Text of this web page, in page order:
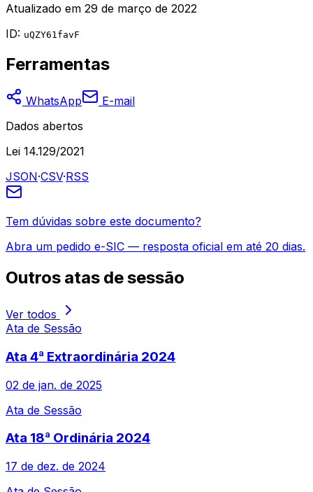
Atualizado em 29 de março de 2022
ID: uQZY61favF
Ferramentas
WhatsApp
E-mail
Dados abertos
Lei 14.129/2021
JSON·CSV·RSS
Tem dúvidas sobre este documento?
Abra um pedido e-SIC — resposta oficial em até 20 dias.
Outros atas de sessão
Ver todos
Ata de Sessão
Ata 4ª Extraordinária 2024
02 de jan. de 2025
Ata de Sessão
Ata 18ª Ordinária 2024
17 de dez. de 2024